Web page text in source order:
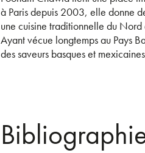
à Paris depuis 2003, elle donne
une cuisine traditionnelle du
Ayant vécue longtemps au Pays
des saveurs basques et